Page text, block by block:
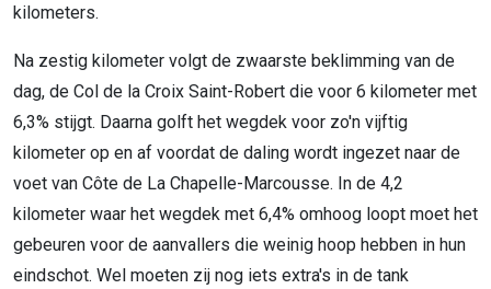
kilometers.
Na zestig kilometer volgt de zwaarste beklimming van de
dag, de Col de la Croix Saint-Robert die voor 6 kilometer met
6,3% stijgt. Daarna golft het wegdek voor zo'n vijftig
kilometer op en af voordat de daling wordt ingezet naar de
voet van Côte de La Chapelle-Marcousse. In de 4,2
kilometer waar het wegdek met 6,4% omhoog loopt moet het
gebeuren voor de aanvallers die weinig hoop hebben in hun
eindschot. Wel moeten zij nog iets extra's in de tank